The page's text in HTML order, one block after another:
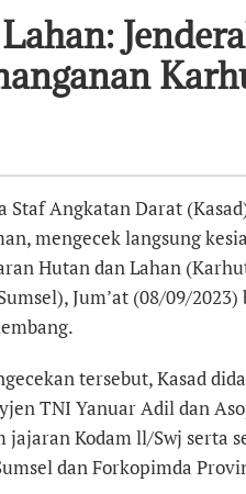
Staf Angkatan Darat
mengecek langsung
Hutan dan Lahan
Jum’at (08/09/
tersebut, Kasad
TNI Yanuar Adil dan
jajaran Kodam ll/Swj serta
dan Forkopimda